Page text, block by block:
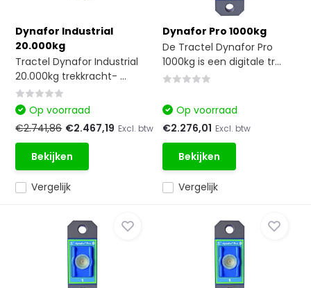
Dynafor Industrial
20.000kg
Tractel Dynafor Industrial
20.000kg trekkracht- ...
Vergelijk
Op voorraad
€2.741,86 €2.467,19 Excl. btw
Bekijken
Dynafor Pro 1000kg
De Tractel Dynafor Pro
1000kg is een digitale tr...
Vergelijk
Op voorraad
€2.276,01 Excl. btw
Bekijken